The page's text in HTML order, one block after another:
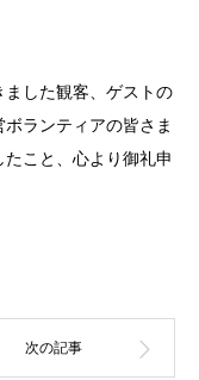
ました観客、ゲストの
ランティアの皆さま
こと、心より御礼申